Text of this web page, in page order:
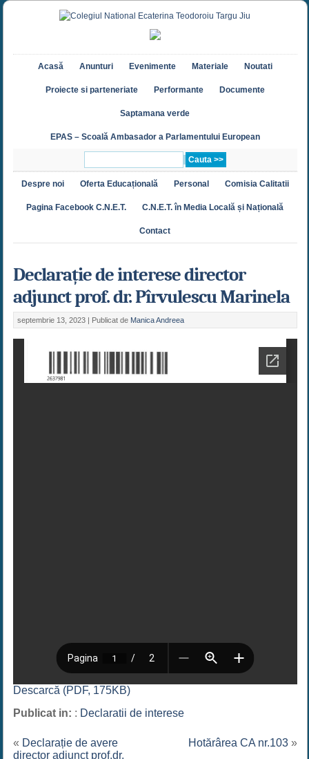
Acasă Anunturi Evenimente Materiale Noutati
Proiecte si parteneriate Performante Documente
Saptamana verde
EPAS – Scoală Ambasador a Parlamentului European
Despre noi Oferta Educațională Personal Comisia Calitatii
Pagina Facebook C.N.E.T. C.N.E.T. în Media Locală și Națională
Contact
Declarație de interese director
adjunct prof. dr. Pîrvulescu Marinela
septembrie 13, 2023 | Publicat de Manica Andreea
Descarcă (PDF, 175KB)
Publicat in: : Declaratii de interese
« Declarație de avere
director adjunct prof.dr.
Hotărârea CA nr.103 »